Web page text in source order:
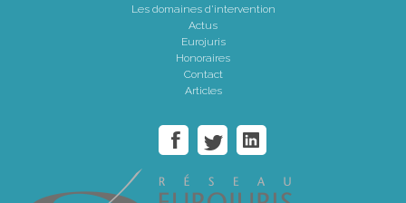
Les domaines d'intervention
Actus
Eurojuris
Honoraires
Contact
Articles